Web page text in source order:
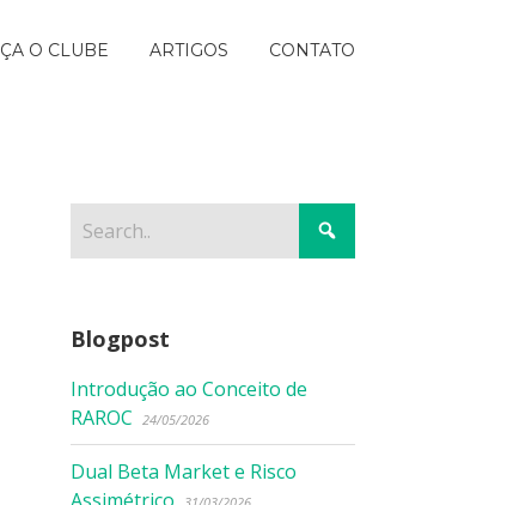
O CLUBE ARTIGOS CONTATO
Blogpost
Introdução ao Conceito de
RAROC
24/05/2026
Dual Beta Market e Risco